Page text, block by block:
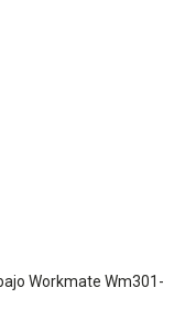
Workmate Wm301-